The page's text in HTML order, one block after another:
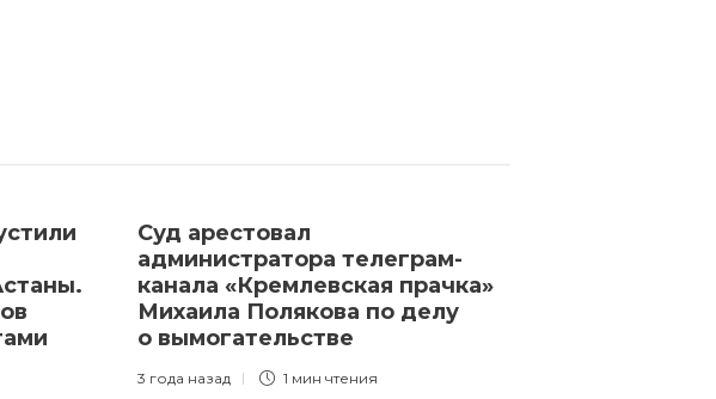
Суд арестовал
администратора телеграм-
канала «Кремлевская прачка»
Михаила Полякова по делу
о вымогательстве
3 года назад 1 мин чтения